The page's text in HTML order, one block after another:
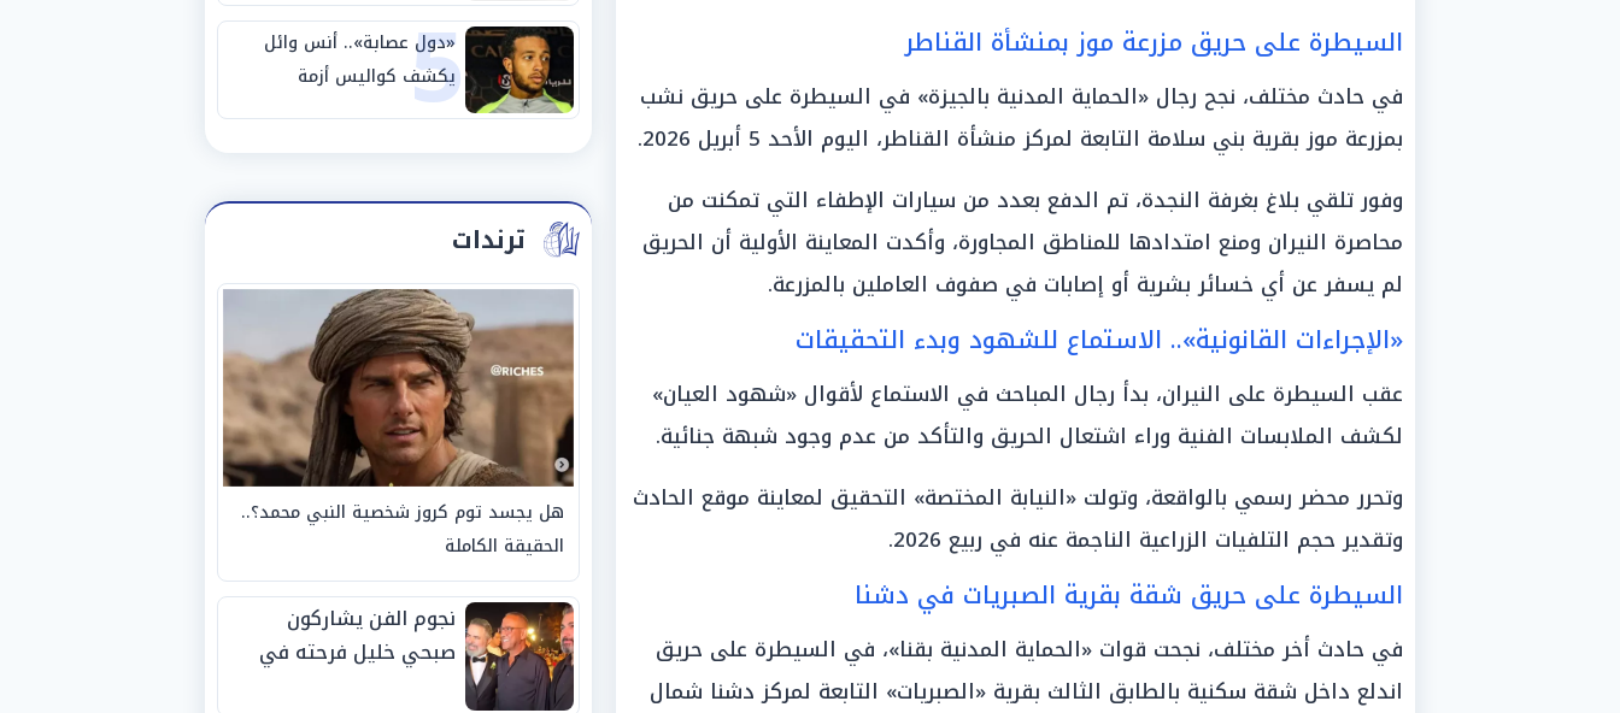
السيطرة على حريق مزرعة موز بمنشأة القناطر
في حادث مختلف، نجح رجال «الحماية المدنية بالجيزة» في السيطرة على حريق نشب
بمزرعة موز بقرية بني سلامة التابعة لمركز منشأة القناطر، اليوم الأحد 5 أبريل 2026.
وفور تلقي بلاغ بغرفة النجدة، تم الدفع بعدد من سيارات الإطفاء التي تمكنت من
محاصرة النيران ومنع امتدادها للمناطق المجاورة، وأكدت المعاينة الأولية أن الحريق
لم يسفر عن أي خسائر بشرية أو إصابات في صفوف العاملين بالمزرعة.
«الإجراءات القانونية».. الاستماع للشهود وبدء التحقيقات
عقب السيطرة على النيران، بدأ رجال المباحث في الاستماع لأقوال «شهود العيان»
لكشف الملابسات الفنية وراء اشتعال الحريق والتأكد من عدم وجود شبهة جنائية.
وتحرر محضر رسمي بالواقعة، وتولت «النيابة المختصة» التحقيق لمعاينة موقع الحادث
وتقدير حجم التلفيات الزراعية الناجمة عنه في ربيع 2026.
السيطرة على حريق شقة بقرية الصبريات في دشنا
في حادث أخر مختلف، نجحت قوات «الحماية المدنية بقنا»، في السيطرة على حريق
اندلع داخل شقة سكنية بالطابق الثالث بقرية «الصبريات» التابعة لمركز دشنا شمال
5
«دول عصابة».. أنس وائل
يكشف كواليس أزمة
استبعاده المفاجئ من
ترندات
هل يجسد توم كروز شخصية النبي محمد؟..
الحقيقة الكاملة
نجوم الفن يشاركون
صبحي خليل فرحته في